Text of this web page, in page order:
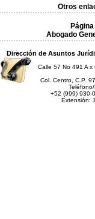
Otros
Página
Abogado
Dirección de Asuntos
Calle 57 No 491 A x
Col. Centro, C.P.
Teléfono/
+52 (999) 930-
Extensión: